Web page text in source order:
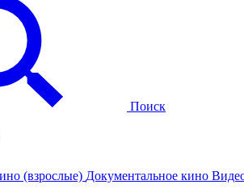
Поиск
(взрослые) Документальное кино